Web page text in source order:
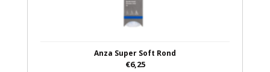
Anza Super Soft Rond
€6,25